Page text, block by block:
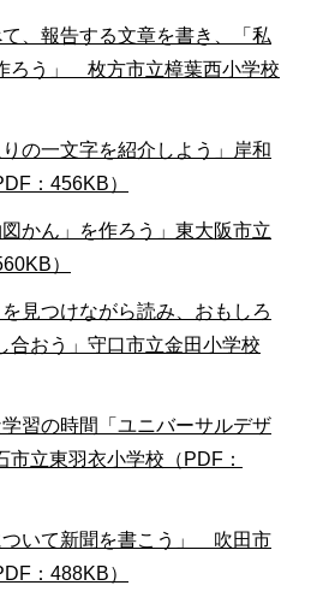
、報告する文章を書き、「私
ろう」 枚方市立樟葉西小学校
の一文字を紹介しよう」岸和
：456KB）
かん」を作ろう」東大阪市立
）
見つけながら読み、おもしろ
合おう」守口市立金田小学校
習の時間「ユニバーサルデザ
市立東羽衣小学校（PDF：
いて新聞を書こう」 吹田市
：488KB）